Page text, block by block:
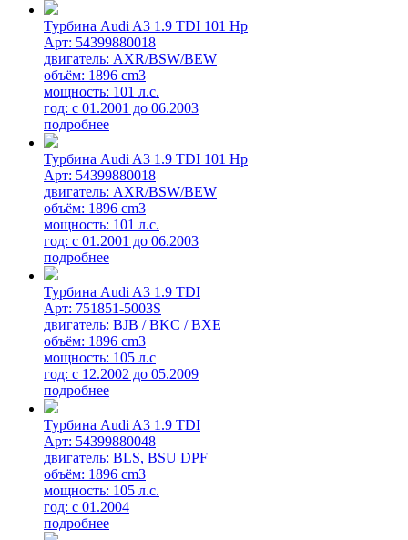
Турбина Audi A3 1.9 TDI 101 Hp
Арт: 54399880018
двигатель: AXR/BSW/BEW
объём: 1896 cm3
мощность: 101 л.с.
год: с 01.2001 до 06.2003
подробнее
Турбина Audi A3 1.9 TDI 101 Hp
Арт: 54399880018
двигатель: AXR/BSW/BEW
объём: 1896 cm3
мощность: 101 л.с.
год: с 01.2001 до 06.2003
подробнее
Турбина Audi A3 1.9 TDI
Арт: 751851-5003S
двигатель: BJB / BKC / BXE
объём: 1896 cm3
мощность: 105 л.с
год: с 12.2002 до 05.2009
подробнее
Турбина Audi A3 1.9 TDI
Арт: 54399880048
двигатель: BLS, BSU DPF
объём: 1896 cm3
мощность: 105 л.с.
год: с 01.2004
подробнее